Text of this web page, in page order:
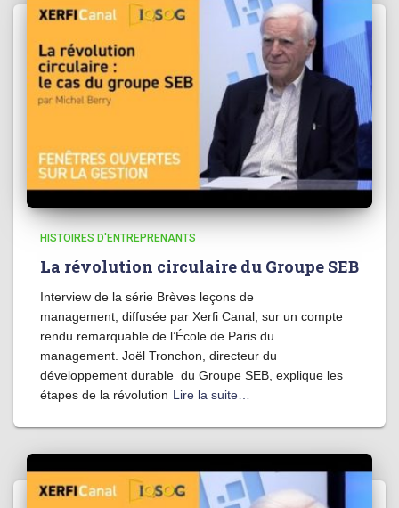
HISTOIRES D'ENTREPRENANTS
La révolution circulaire du Groupe SEB
Interview de la série Brèves leçons de
management, diffusée par Xerfi Canal, sur un compte
rendu remarquable de l’École de Paris du
management. Joël Tronchon, directeur du
développement durable du Groupe SEB, explique les
étapes de la révolution Lire la suite…